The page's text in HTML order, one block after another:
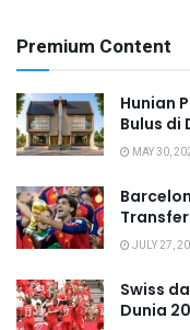
Premium Content
Hunian
Bulus di
MAY 30,
JULY 27,
Swiss
Dunia